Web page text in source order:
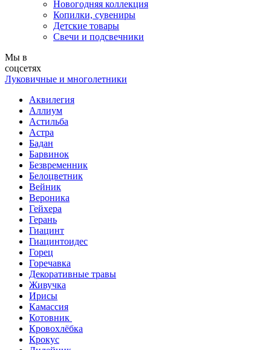
Новогодняя коллекция
Копилки, сувениры
Детские товары
Свечи и подсвечники
Мы в
соцсетях
Луковичные и многолетники
Аквилегия
Аллиум
Астильба
Астра
Бадан
Барвинок
Безвременник
Белоцветник
Вейник
Вероника
Гейхера
Герань
Гиацинт
Гиацинтоидес
Горец
Горечавка
Декоративные травы
Живучка
Ирисы
Камассия
Котовник
Кровохлёбка
Крокус